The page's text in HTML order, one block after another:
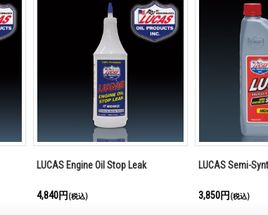
LUCAS Engine Oil Stop Leak
4,840円 (税込)
LUCAS Semi-
3,850円 (税込)